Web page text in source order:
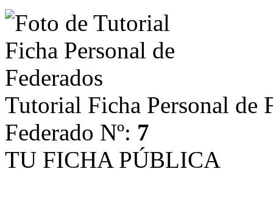
Tutorial Ficha Personal de
Federado Nº: 7
TU FICHA PÚBLICA